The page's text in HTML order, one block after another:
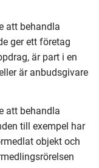
att behandla
ger ett företag
är part i en
är anbudsgivare
att behandla
till exempel har
objekt och